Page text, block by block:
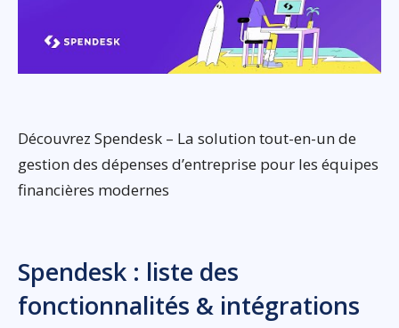
Découvrez Spendesk – La solution tout-en-un de
gestion des dépenses d’entreprise pour les équipes
financières modernes
Spendesk : liste des
fonctionnalités & intégrations